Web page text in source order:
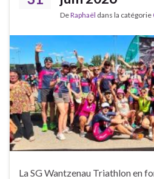
DeRaphaël dans la catégorie
La SG Wantzenau Triathlon en